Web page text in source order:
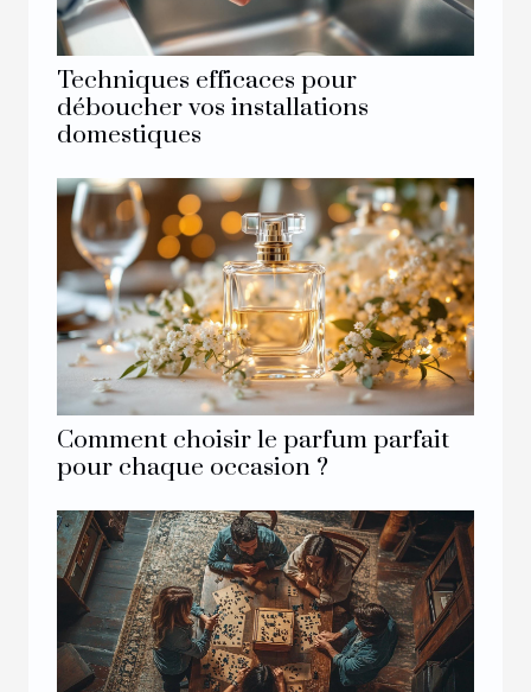
Techniques efficaces pour
déboucher vos installations
domestiques
Comment choisir le parfum parfait
pour chaque occasion ?